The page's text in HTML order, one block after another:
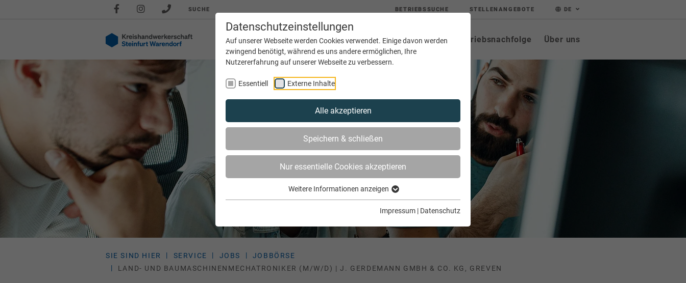
Datenschutzeinstellungen
Auf unserer Webseite werden Cookies verwendet. Einige davon werden
zwingend benötigt, während es uns andere ermöglichen, Ihre
Nutzererfahrung auf unserer Webseite zu verbessern.
Essentiell Externe Inhalte
Alle akzeptieren
Speichern & schließen
Nur essentielle Cookies akzeptieren
Weitere Informationen anzeigen
Impressum | Datenschutz
SUCHE BETRIEBSSUCHE STELLENANGEBOTE DE
Aktuelles Service Bildung Innungen Netzwerke Betriebsnachfolge Über uns
SIE SIND HIER SERVICE JOBS
JOBBÖRSE
LAND- UND BAUMASCHINENMECHATRONIKER (M/W/D) | J. GERDEMANN GMBH & CO. KG, GREVEN